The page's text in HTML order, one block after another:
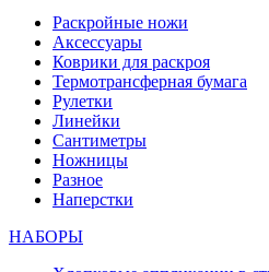
Раскройные ножи
Аксессуары
Коврики для раскроя
Термотрансферная бумага
Рулетки
Линейки
Сантиметры
Ножницы
Разное
Наперстки
НАБОРЫ